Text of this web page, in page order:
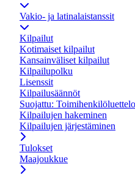
Vakio- ja latinalaistanssit
Kilpailut
Kotimaiset kilpailut
Kansainväliset kilpailut
Kilpailupolku
Lisenssit
Kilpailusäännöt
Suojattu: Toimihenkilöluettelo
Kilpailujen hakeminen
Kilpailujen järjestäminen
Tulokset
Maajoukkue